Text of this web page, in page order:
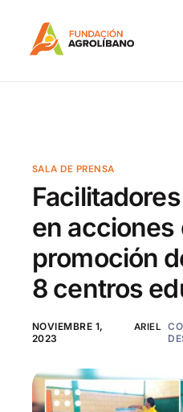
Programas
Notas de Prensa
Boletines
Contacto
SALA DE PRENSA
en acciones
promoción
8 centros
NOVIEMBRE 1,
2023
ARIEL